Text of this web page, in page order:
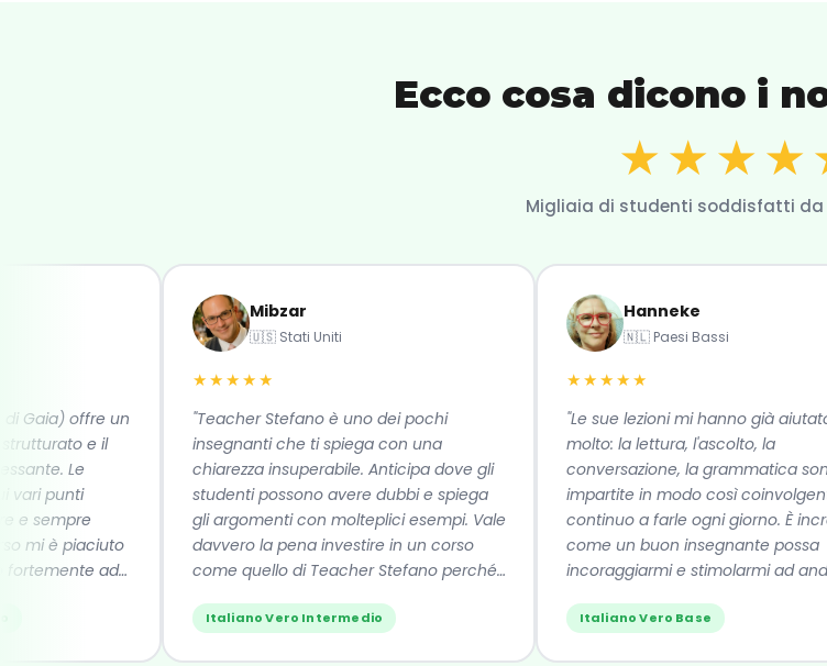
Ecco cosa dicono i
Migliaia di studenti soddisfatti
offre un
e il
Le
punti
è piaciuto
ad
Mibzar
🇺🇸 Stati Uniti
★★★★★
"Teacher Stefano è uno dei pochi
insegnanti che ti spiega con una
chiarezza insuperabile. Anticipa dove gli
studenti possono avere dubbi e spiega
gli argomenti con molteplici esempi. Vale
davvero la pena investire in un corso
come quello di Teacher Stefano perché
consiglio!"
Italiano Vero Intermedio
Hanneke
🇳🇱 Paesi Bassi
★★★★★
"Le sue lezioni mi hanno già aiutato
molto: la lettura, l'ascolto, la
conversazione, la grammatica sono
impartite in modo così coinvolgente
continuo a farle ogni giorno. È
come un buon insegnante possa
incoraggiarmi e stimolarmi ad andare
Italiano Vero Base